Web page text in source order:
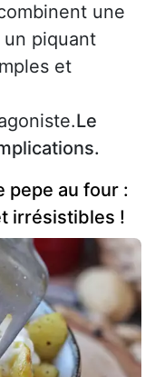
une
piquant
et
Le
pepe au four :
irrésistibles !